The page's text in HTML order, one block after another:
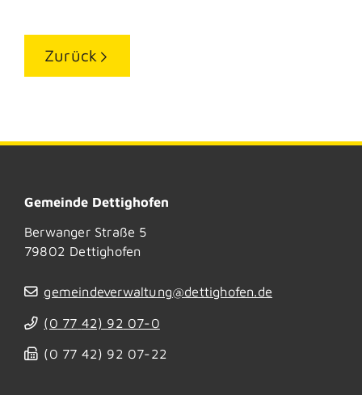
Zurück
Gemeinde Dettighofen
Berwanger Straße 5
79802 Dettighofen
gemeindeverwaltung@dettighofen.de
(0 77 42) 92 07-0
(0 77 42) 92 07-22